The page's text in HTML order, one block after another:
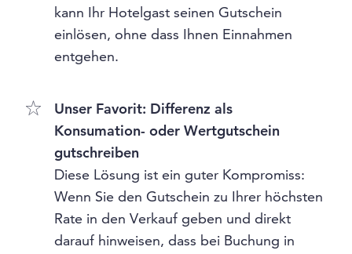
kann Ihr Hotelgast seinen Gutschein
einlösen, ohne dass Ihnen Einnahmen
entgehen.
Unser Favorit: Differenz als
Konsumation- oder Wertgutschein
gutschreiben
Diese Lösung ist ein guter Kompromiss:
Wenn Sie den Gutschein zu Ihrer höchsten
Rate in den Verkauf geben und direkt
darauf hinweisen, dass bei Buchung in